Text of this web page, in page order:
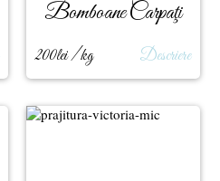
Bomboane Carpaţi
200lei / kg Descriere